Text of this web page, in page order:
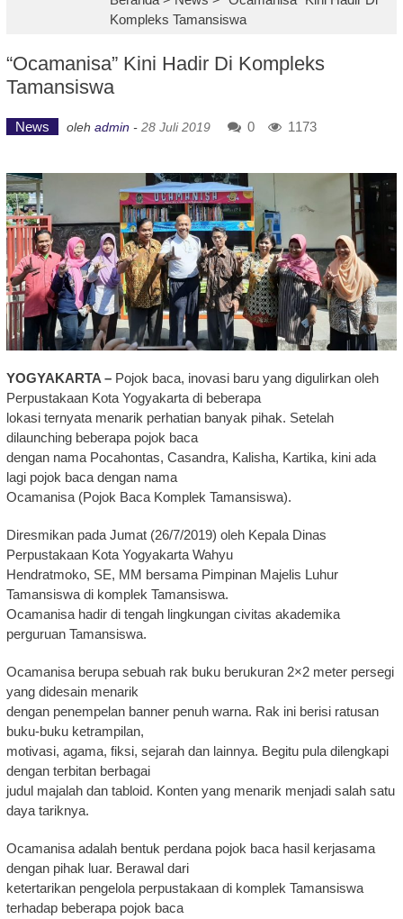
Kompleks Tamansiswa
“Ocamanisa” Kini Hadir Di Kompleks
Tamansiswa
News oleh admin - 28 Juli 2019 0 1173
YOGYAKARTA –Pojok baca, inovasi baru yang digulirkan oleh
Perpustakaan Kota Yogyakarta di beberapa
lokasi ternyata menarik perhatian banyak pihak. Setelah
dilaunching beberapa pojok baca
dengan nama Pocahontas, Casandra, Kalisha, Kartika, kini ada
lagi pojok baca dengan nama
Ocamanisa (Pojok Baca Komplek Tamansiswa).
Diresmikan pada Jumat (26/7/2019) oleh Kepala Dinas
Perpustakaan Kota Yogyakarta Wahyu
Hendratmoko, SE, MM bersama Pimpinan Majelis Luhur
Tamansiswa di komplek Tamansiswa.
Ocamanisa hadir di tengah lingkungan civitas akademika
perguruan Tamansiswa.
Ocamanisa berupa sebuah rak buku berukuran 2×2 meter persegi
yang didesain menarik
dengan penempelan banner penuh warna. Rak ini berisi ratusan
buku-buku ketrampilan,
motivasi, agama, fiksi, sejarah dan lainnya. Begitu pula dilengkapi
dengan terbitan berbagai
judul majalah dan tabloid. Konten yang menarik menjadi salah satu
daya tariknya.
Ocamanisa adalah bentuk perdana pojok baca hasil kerjasama
dengan pihak luar. Berawal dari
ketertarikan pengelola perpustakaan di komplek Tamansiswa
terhadap beberapa pojok baca